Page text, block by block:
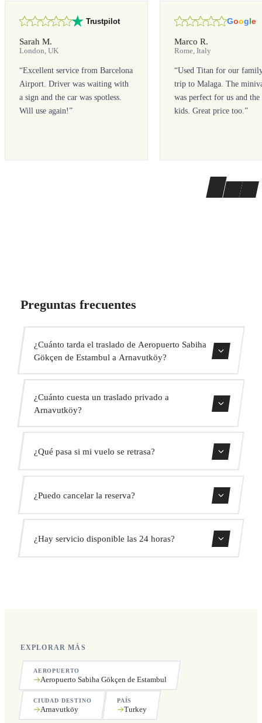
Trustpilot
Sarah M.
London, UK
“Excellent service from Barcelona
Airport. Driver was waiting with
a sign and the car was spotless.
Will use again!”
Google
Marco R.
Rome, Italy
“Used Titan for our
trip to Malaga. The
was perfect for us and the
kids. Great price too.”
Preguntas frecuentes
¿Cuánto tarda el traslado de Aeropuerto Sabiha
Gökçen de Estambul a Arnavutköy?
¿Cuánto cuesta un traslado privado a
Arnavutköy?
Usa nuestro formulario de reserva para obtener un precio
fijo al instante. Sin cargos ocultos.
¿Qué pasa si mi vuelo se retrasa?
conductor ajustará automáticamente la hora de recogida
sin coste adicional.
¿Puedo cancelar la reserva?
recogida.
¿Hay servicio disponible las 24 horas?
EXPLORAR MÁS
AEROPUERTO
Aeropuerto Sabiha Gökçen de Estambul
CIUDAD DESTINO
Arnavutköy
PAÍS
Turkey